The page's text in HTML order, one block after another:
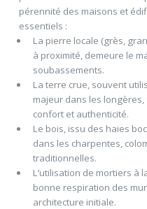
pérennité des maisons et
essentiels :
La pierre locale (grès,
à proximité, demeure le
soubassements.
La terre crue, souvent
majeur dans les
confort et authenticité.
Le bois, issu des haies
dans les charpentes,
traditionnelles.
L’utilisation de mortiers à
bonne respiration des
architecture initiale.